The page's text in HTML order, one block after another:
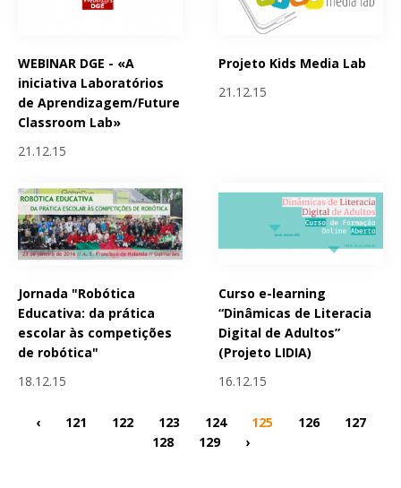
WEBINAR DGE - «A
iniciativa Laboratórios
de Aprendizagem/Future
Classroom Lab»
21.12.15
Projeto Kids Media Lab
21.12.15
Jornada "Robótica
Educativa: da prática
escolar às competições
de robótica"
18.12.15
Curso e-learning
“Dinâmicas de Literacia
Digital de Adultos”
(Projeto LIDIA)
16.12.15
‹ 121 122 123 124 125 126
127
128
129 ›